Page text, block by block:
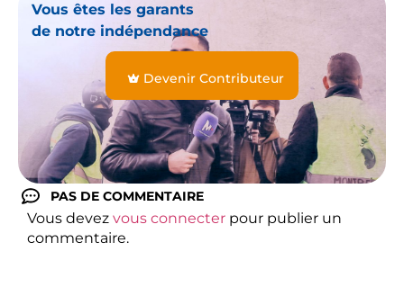
Vous êtes les garants
de notre indépendance
Devenir Contributeur
PAS DE COMMENTAIRE
Vous devez vous connecter pour publier un
commentaire.